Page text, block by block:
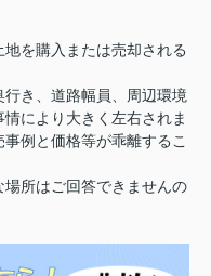
を購入または売却される
き、道路幅員、周辺環境
により大きく左右されま
例と価格等が乖離するこ
所はご回答できませんの